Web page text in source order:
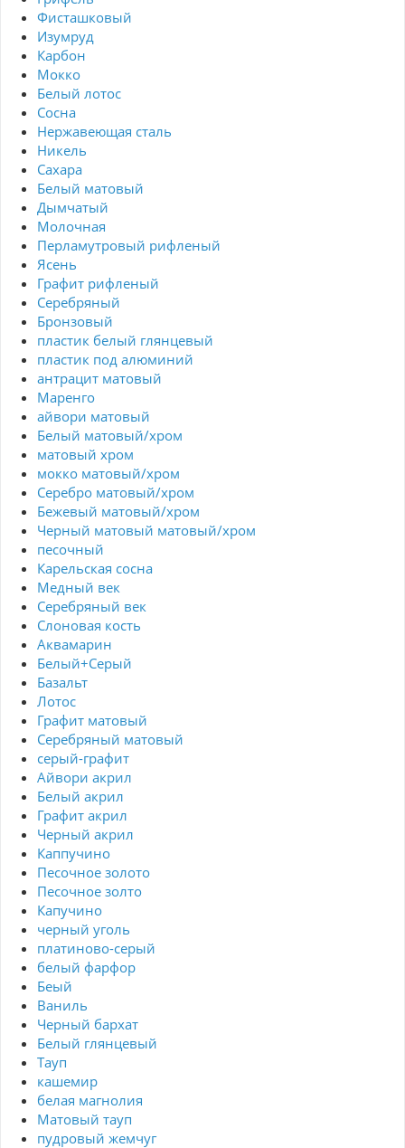
Фисташковый
Изумруд
Карбон
Мокко
Белый лотос
Сосна
Нержавеющая сталь
Никель
Сахара
Белый матовый
Дымчатый
Молочная
Перламутровый рифленый
Ясень
Графит рифленый
Серебряный
Бронзовый
пластик белый глянцевый
пластик под алюминий
антрацит матовый
Маренго
айвори матовый
Белый матовый/хром
матовый хром
мокко матовый/хром
Серебро матовый/хром
Бежевый матовый/хром
Черный матовый матовый/хром
песочный
Карельская сосна
Медный век
Серебряный век
Cлоновая кость
Аквамарин
Белый+Серый
Базальт
Лотос
Графит матовый
Серебряный матовый
серый-графит
Айвори акрил
Белый акрил
Графит акрил
Черный акрил
Каппучино
Песочное золото
Песочное золто
Капучино
черный уголь
платиново-серый
белый фарфор
Беый
Ваниль
Черный бархат
Белый глянцевый
Тауп
кашемир
белая магнолия
Матовый тауп
пудровый жемчуг